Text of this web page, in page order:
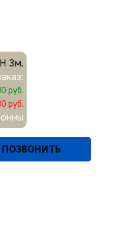
3м.
руб.
руб.
ПОЗВОНИТЬ